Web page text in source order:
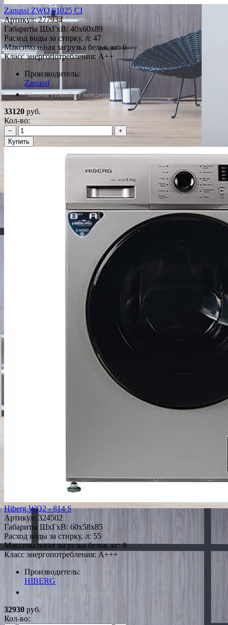
Zanussi ZWQ 61025 CI
Артикул:277934
Габариты ШxГxВ: 40x60x89
Расход воды за стирку, л: 47
Максимальная загрузка белья, кг: 6
Класс энергопотребления: A++
Производитель:
Zanussi
*Наличие уточняйте у менеджера
33120 руб.
Кол-во:
−
+
Купить
Hiberg WQ2 - 814 S
Артикул: 324502
Габариты ШxГxВ: 60x58x85
Расход воды за стирку, л: 55
Максимальная загрузка белья, кг: 8
Класс энергопотребления: A+++
Производитель:
HIBERG
*Наличие уточняйте у менеджера
32930 руб.
Кол-во: